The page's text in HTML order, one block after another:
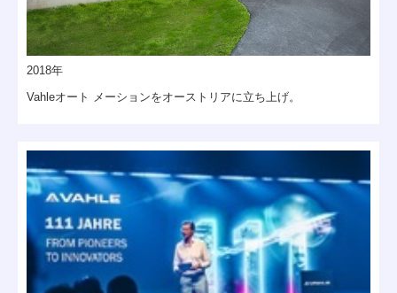
2018年
Vahleオート メーションをオーストリアに立ち上げ。